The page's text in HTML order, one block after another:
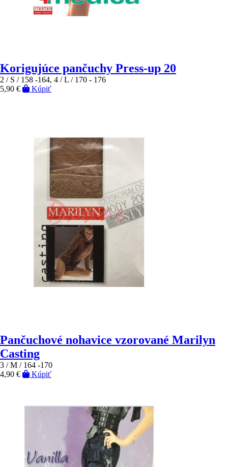
Korigujúce pančuchy Press-up 20
2 / S / 158 -164, 4 / L / 170 - 176
5,90 €
Kúpiť
Pančuchové nohavice vzorované Marilyn
Casting
3 / M / 164 -170
4,90 €
Kúpiť